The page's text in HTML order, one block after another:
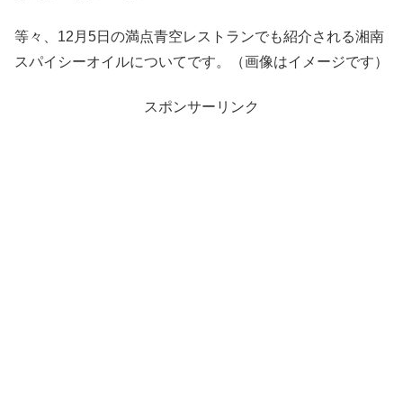
等々、12月5日の満点青空レストランでも紹介される湘南
スパイシーオイルについてです。（画像はイメージです）
スポンサーリンク